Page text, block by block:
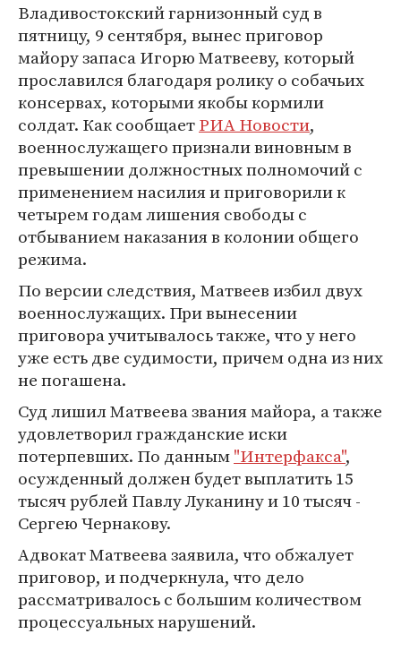
Владивостокский гарнизонный суд в
пятницу, 9 сентября, вынес приговор
майору запаса Игорю Матвееву, который
прославился благодаря ролику о собачьих
консервах, которыми якобы кормили
солдат. Как сообщаетРИА Новости,
военнослужащего признали виновным в
превышении должностных полномочий с
применением насилия и приговорили к
четырем годам лишения свободы с
отбыванием наказания в колонии общего
режима.
По версии следствия, Матвеев избил двух
военнослужащих. При вынесении
приговора учитывалось также, что у него
уже есть две судимости, причем одна из них
не погашена.
Суд лишил Матвеева звания майора, а также
удовлетворил гражданские иски
потерпевших. По данным"Интерфакса",
осужденный должен будет выплатить 15
тысяч рублей Павлу Луканину и 10 тысяч -
Сергею Чернакову.
Адвокат Матвеева заявила, что обжалует
приговор, и подчеркнула, что дело
рассматривалось с большим количеством
процессуальных нарушений.